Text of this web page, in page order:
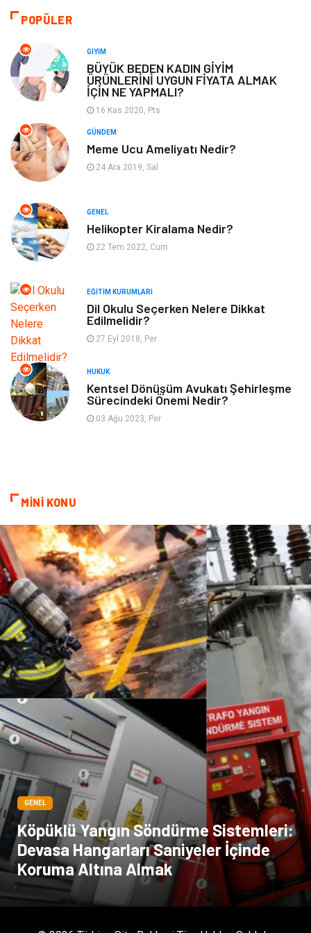
Alışveriş
Otomotiv
Eğitim Kurumları Yapı İnşaat
Güzellik Mobilya
Bahçe Ev Maden ve Metal
Finans & Ekonomi
Plastik
Tekstil
Hizmet
İnternet Ambalaj
Kültür
Pazarlama Kiralama Servisleri
Basın Yayın Bilişim
Dernekler ve Birlikler Periyodik Kontrol
Moda İthalat İhracat
Alüminyum Tarım & Hayvancılık
POPÜLER
GIYIM
BÜYÜK BEDEN KADIN GİYİM
ÜRÜNLERİNİ UYGUN FİYATA ALMAK
İÇİN NE YAPMALI?
16 Kas 2020, Pts
GÜNDEM
Meme Ucu Ameliyatı Nedir?
24 Ara 2019, Sal
GENEL
Helikopter Kiralama Nedir?
22 Tem 2022, Cum
EĞITIM KURUMLARI
Dil Okulu Seçerken Nelere Dikkat
Edilmelidir?
27 Eyl 2018, Per
HUKUK
Kentsel Dönüşüm Avukatı Şehirleşme
Sürecindeki Önemi Nedir?
03 Ağu 2023, Per
MİNİ KONU
GENEL
Köpüklü Yangın Söndürme Sistemleri:
Devasa Hangarları Saniyeler İçinde
Koruma Altına Almak